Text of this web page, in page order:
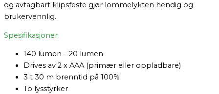
og avtagbart klipsfeste gjør lommelykten hendig og
brukervennlig.
Spesifikasjoner
140 lumen – 20 lumen
Drives av 2 x AAA (primær eller oppladbare)
3 t 30 m brenntid på 100%
To lysstyrker